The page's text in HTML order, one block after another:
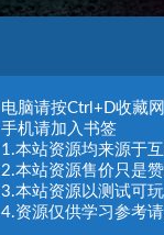
电脑请按Ctrl+D收藏
手机请加入书签
1.本站资源均来源于
2.本站资源售价只是
3.本站资源以测试可
4.资源仅供学习参考